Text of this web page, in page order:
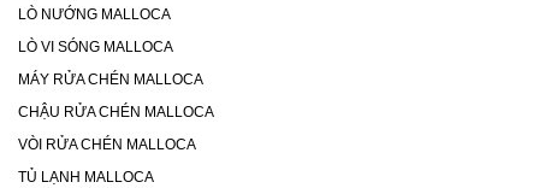
LÒ NƯỚNG MALLOCA
LÒ VI SÓNG MALLOCA
MÁY RỬA CHÉN MALLOCA
CHẬU RỬA CHÉN MALLOCA
VÒI RỬA CHÉN MALLOCA
TỦ LẠNH MALLOCA